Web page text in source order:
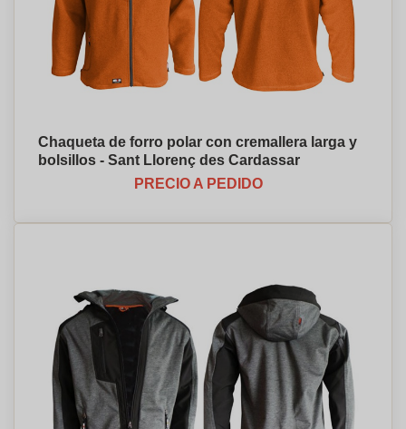
Chaqueta de forro polar con cremallera larga y
bolsillos - Sant Llorenç des Cardassar
PRECIO A PEDIDO